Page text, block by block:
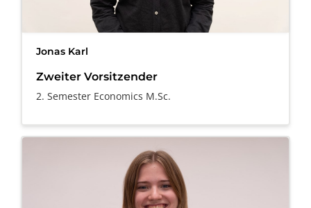
Jonas Karl
Zweiter Vorsitzender
2. Semester Economics M.Sc.